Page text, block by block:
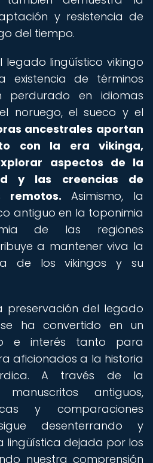
y resistencia de
del tiempo.
legado lingüístico vikingo
existencia de términos
perdurado en idiomas
noruego, el sueco y el
ancestrales aportan
con la era vikinga,
aspectos de la
y las creencias de
remotos. Asimismo, la
antiguo en la toponimia
de las regiones
a mantener viva la
de los vikingos y su
preservación del legado
ha convertido en un
e interés tanto para
aficionados a la historia
A través de la
antiguos,
y comparaciones
desenterrando y
lingüística dejada por los
nuestra comprensión